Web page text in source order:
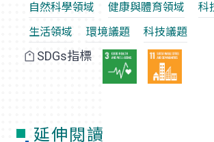
自然科學領域 健康與體育領域
科
生活領域
環境議題 科技議題
SDGs指標
延伸閱讀